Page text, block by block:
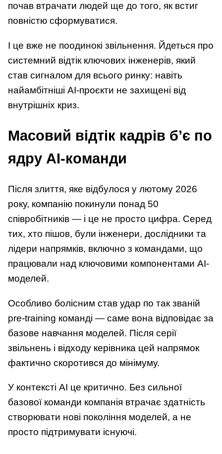
почав втрачати людей ще до того, як встиг
повністю сформуватися.
І це вже не поодинокі звільнення. Йдеться про
системний відтік ключових інженерів, який
став сигналом для всього ринку: навіть
найамбітніші AI-проєкти не захищені від
внутрішніх криз.
Масовий відтік кадрів б’є по
ядру AI-команди
Після злиття, яке відбулося у лютому 2026
року, компанію покинули понад 50
співробітників — і це не просто цифра. Серед
тих, хто пішов, були інженери, дослідники та
лідери напрямків, включно з командами, що
працювали над ключовими компонентами AI-
моделей.
Особливо болісним став удар по так званій
pre-training команді — саме вона відповідає за
базове навчання моделей. Після серії
звільнень і відходу керівника цей напрямок
фактично скоротився до мінімуму.
У контексті AI це критично. Без сильної
базової команди компанія втрачає здатність
створювати нові покоління моделей, а не
просто підтримувати існуючі.